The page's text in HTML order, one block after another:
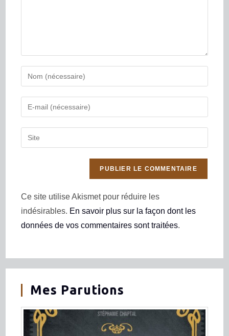
Ce site utilise Akismet pour réduire les
indésirables. En savoir plus sur la façon dont les
données de vos commentaires sont traitées.
Mes Parutions